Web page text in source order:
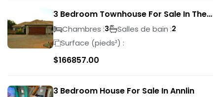
3 Bedroom Townhouse For Sale In The
WildsChambres :3 Salles de bain :2
Surface (pieds²) :
$166857.00
3 Bedroom House For Sale In Annlin